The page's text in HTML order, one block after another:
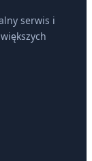
serwis i